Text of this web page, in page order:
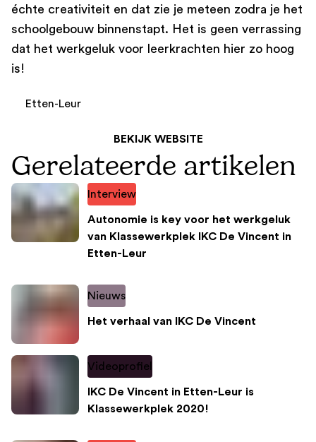
échte creativiteit en dat zie je meteen zodra je het
schoolgebouw binnenstapt. Het is geen verrassing
dat het werkgeluk voor leerkrachten hier zo hoog
is!
Etten-Leur
BEKIJK WEBSITE
Gerelateerde artikelen
Interview
Autonomie is key voor het werkgeluk
van Klassewerkplek IKC De Vincent in
Etten-Leur
Nieuws
Het verhaal van IKC De Vincent
Videoprofiel
IKC De Vincent in Etten-Leur is
Klassewerkplek 2020!